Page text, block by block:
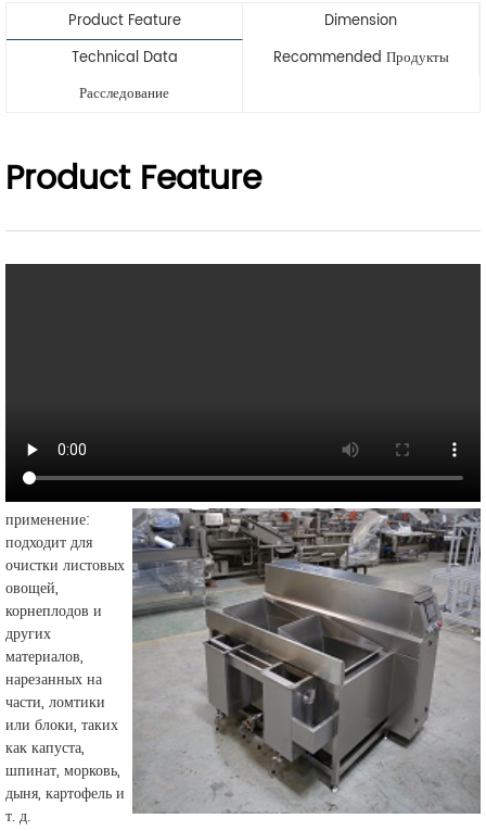
Product Feature
Dimension
Technical Data
Recommended Продукты
Расследование
Product Feature
применение:
подходит для
очистки листовых
овощей,
корнеплодов и
других
материалов,
нарезанных на
части, ломтики
или блоки, таких
как капуста,
шпинат, морковь,
дыня, картофель и
т. д.